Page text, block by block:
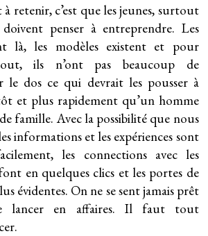
retenir, c’est que les jeunes, surtout
doivent penser à entreprendre. Les
là, les modèles existent et pour
ils n’ont pas beaucoup de
le dos ce qui devrait les pousser à
et plus rapidement qu’un homme
famille. Avec la possibilité que nous
informations et les expériences sont
les connections avec les
en quelques clics et les portes de
évidentes. On ne se sent jamais prêt
lancer en affaires. Il faut tout